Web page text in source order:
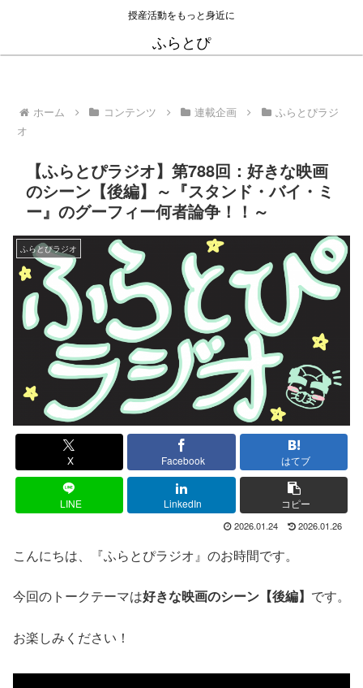
授産活動をもっと身近に
ふらとぴ
ホーム コンテンツ 連載企画
ふらとぴラジ
オ
【ふらとぴラジオ】第788回：好きな映画
のシーン【後編】～『スタンド・バイ・ミ
ー』のグーフィー何者論争！！～
ふらとぴラジオ
X Facebook はてブ
LINE LinkedIn コピー
2026.01.24 2026.01.26
こんにちは、『ふらとぴラジオ』のお時間です。
今回のトークテーマは好きな映画のシーン【後編】 です。
お楽しみください！